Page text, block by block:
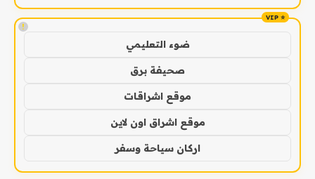
!
ضوء التعليمي
صحيفة برق
موقع اشراقات
موقع اشراق اون لاين
اركان سياحة وسفر